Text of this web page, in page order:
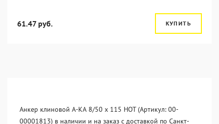
61.47 руб. КУПИТЬ
Анкер клиновой А-КА 8/50 x 115 HOT (Артикул: 00-
00001813) в наличии и на заказ с доставкой по Санкт-